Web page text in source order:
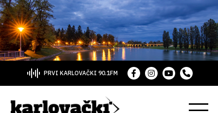
PRVI KARLOVAČKI 90.1FM